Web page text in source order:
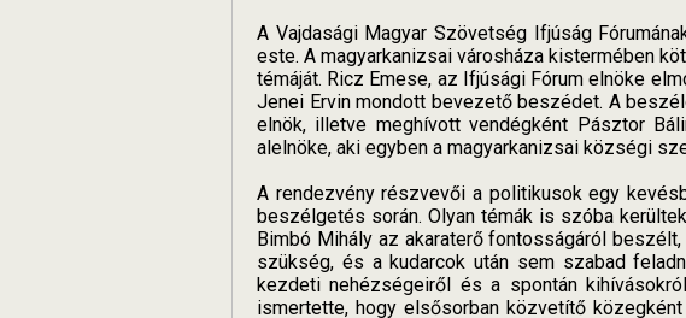
A Vajdasági Magyar Szövetség Ifjúság
este. A magyarkanizsai városháza kistermében
témáját. Ricz Emese, az Ifjúsági Fórum elnöke
Jenei Ervin mondott bevezető beszédet. A
elnök, illetve meghívott vendégként Pásztor
alelnöke, aki egyben a magyarkanizsai községi
A rendezvény részvevői a politikusok egy
beszélgetés során. Olyan témák is szóba
Bimbó Mihály az akaraterő fontosságáról
szükség, és a kudarcok után sem szabad
kezdeti nehézségeiről és a spontán
ismertette, hogy elsősorban közvetítő